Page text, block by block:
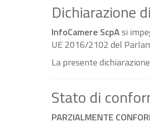
Dichiarazione
InfoCamere ScpAsi
UE 2016/2102 del
La presente
Stato di
PARZIALMENTE